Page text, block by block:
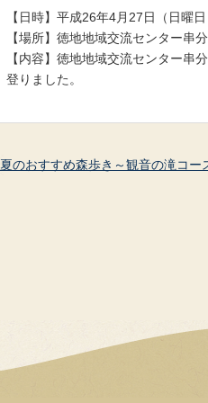
【日時】平成26年4月27日（日曜
【場所】徳地地域交流センター串
【内容】徳地地域交流センター串
登りました。
夏のおすすめ森歩き～観音の滝コー